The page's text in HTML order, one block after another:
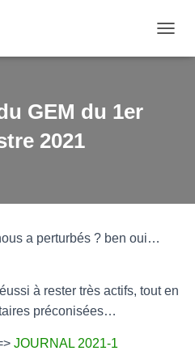
GEM du 1er
2021
a perturbés ? ben oui…
à rester très actifs, tout en
préconisées…
JOURNAL 2021-1